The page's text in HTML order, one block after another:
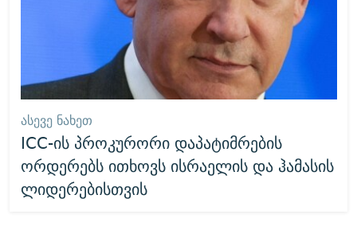
ᲐᲡᲔᲕᲔ ᲜᲐᲮᲔᲗ
ICC-ის პროკურორი დაპატიმრების
ორდერებს ითხოვს ისრაელის და ჰამასის
ლიდერებისთვის